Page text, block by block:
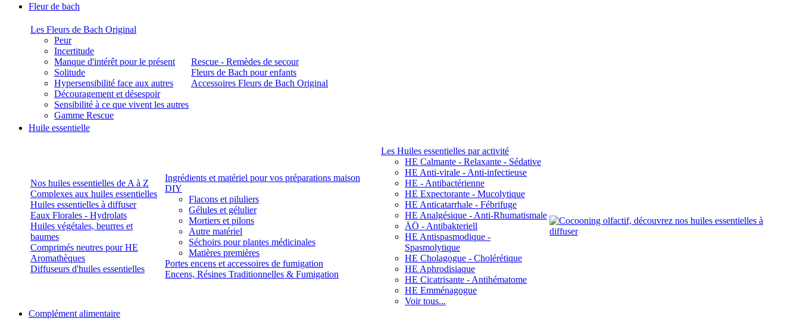
Fleur de bach
Les Fleurs de Bach Original
Peur
Incertitude
Manque d'intérêt pour le présent
Solitude
Hypersensibilité face aux autres
Découragement et désespoir
Sensibilité à ce que vivent les autres
Gamme Rescue
Rescue - Remèdes de secour
Fleurs de Bach pour enfants
Accessoires Fleurs de Bach Original
Huile essentielle
Nos huiles essentielles de A à Z
Complexes aux huiles essentielles
Huiles essentielles à diffuser
Eaux Florales - Hydrolats
Huiles végétales, beurres et
baumes
Comprimés neutres pour HE
Aromathèques
Diffuseurs d'huiles essentielles
Ingrédients et matériel pour vos préparations maison
DIY
Flacons et piluliers
Gélules et gélulier
Mortiers et pilons
Autre matériel
Séchoirs pour plantes médicinales
Matières premières
Portes encens et accessoires de fumigation
Encens, Résines Traditionnelles & Fumigation
Les Huiles essentielles par activité
HE Calmante - Relaxante - Sédative
HE Anti-virale - Anti-infectieuse
HE - Antibactérienne
HE Expectorante - Mucolytique
HE Anticatarrhale - Fébrifuge
HE Analgésique - Anti-Rhumatismale
ÄÖ - Antibakteriell
HE Antispasmodique -
Spasmolytique
HE Cholagogue - Cholérétique
HE Aphrodisiaque
HE Cicatrisante - Antihématome
HE Emménagogue
Voir tous...
Complément alimentaire